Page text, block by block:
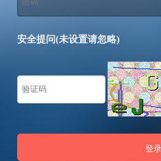
安全提问(未设置请忽略)
登录